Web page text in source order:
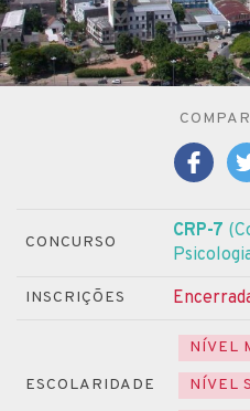
CONCURSO
CRP-7
INSCRIÇÕES
ESCOLARIDADE
NÍVEL
NÍVEL